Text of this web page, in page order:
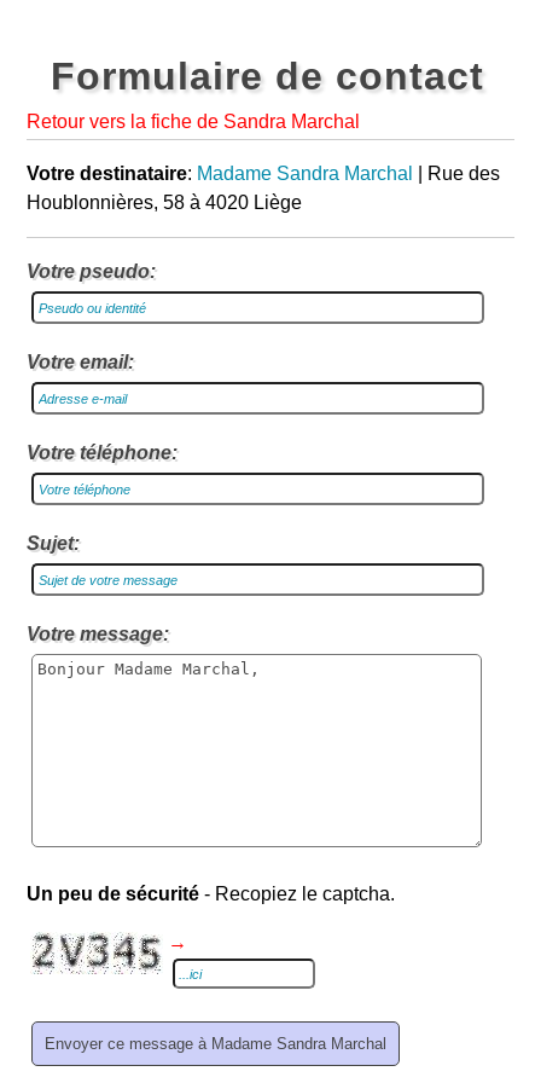
Formulaire de contact
Retour vers la fiche de Sandra Marchal
Votre destinataire: Madame Sandra Marchal
| Rue des
Houblonnières, 58 à 4020 Liège
Votre pseudo:
Votre email:
Votre téléphone:
Sujet:
Votre message:
Un peu de sécurité - Recopiez le captcha.
→